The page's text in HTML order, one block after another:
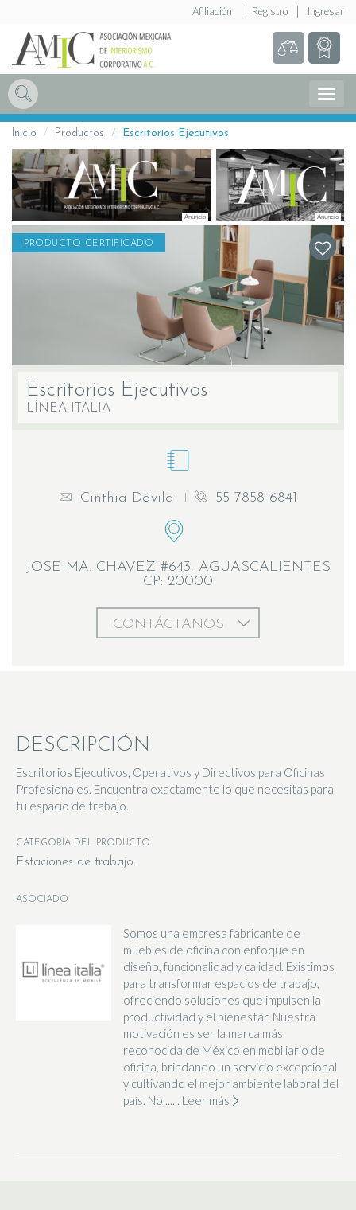
Ingresar
Registro
Afiliación
Menú
Inicio Productos Escritorios Ejecutivos
PRODUCTO CERTIFICADO
Escritorios Ejecutivos
LÍNEA ITALIA
Cinthia Dávila 55 7858 6841
JOSE MA. CHAVEZ #643, AGUASCALIENTES
CP: 20000
CONTÁCTANOS
DESCRIPCIÓN
Escritorios Ejecutivos, Operativos y Directivos para Oficinas
Profesionales. Encuentra exactamente lo que necesitas para
tu espacio de trabajo.
CATEGORÍA DEL PRODUCTO
Estaciones de trabajo
ASOCIADO
Somos una empresa fabricante de
muebles de oficina con enfoque en
diseño, funcionalidad y calidad. Existimos
para transformar espacios de trabajo,
ofreciendo soluciones que impulsen la
productividad y el bienestar. Nuestra
motivación es ser la marca más
reconocida de México en mobiliario de
oficina, brindando un servicio excepcional
y cultivando el mejor ambiente laboral del
país. No....... Leer más